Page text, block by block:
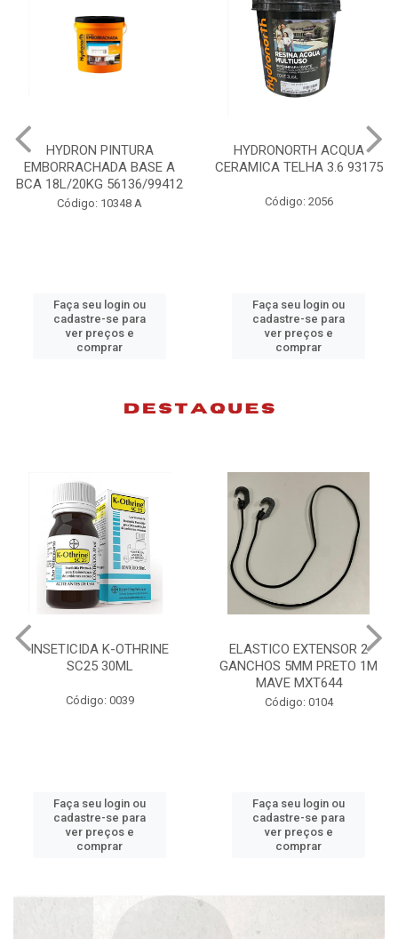
HYDRON PINTURA
EMBORRACHADA BASE A
BCA 18L/20KG 56136/99412
Código: 10348 A
Faça seu login ou
cadastre-se para
ver preços e
comprar
HYDRONORTH ACQUA
CERAMICA TELHA 3.6 93175
Código: 2056
Faça seu login ou
cadastre-se para
ver preços e
comprar
INSETICIDA K-OTHRINE
SC25 30ML
Código: 0039
Faça seu login ou
cadastre-se para
ver preços e
comprar
ELASTICO EXTENSOR 2
GANCHOS 5MM PRETO 1M
MAVE MXT644
Código: 0104
Faça seu login ou
cadastre-se para
ver preços e
comprar